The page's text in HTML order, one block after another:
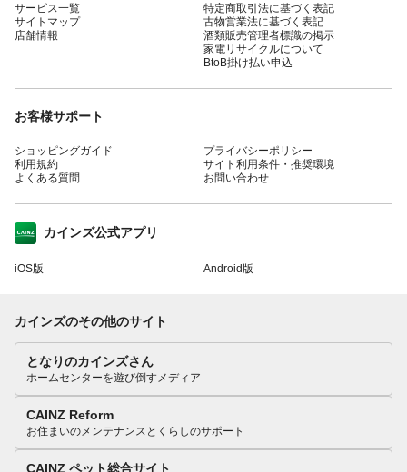
サービス一覧
サイトマップ
店舗情報
特定商取引法に基づく表記
古物営業法に基づく表記
酒類販売管理者標識の掲示
家電リサイクルについて
BtoB掛け払い申込
お客様サポート
ショッピングガイド
利用規約
よくある質問
プライバシーポリシー
サイト利用条件・推奨環境
お問い合わせ
カインズ公式アプリ
iOS版 Android版
カインズのその他のサイト
となりのカインズさん
ホームセンターを遊び倒すメディア
CAINZ Reform
お住まいのメンテナンスとくらしのサポート
CAINZ ペット総合サイト